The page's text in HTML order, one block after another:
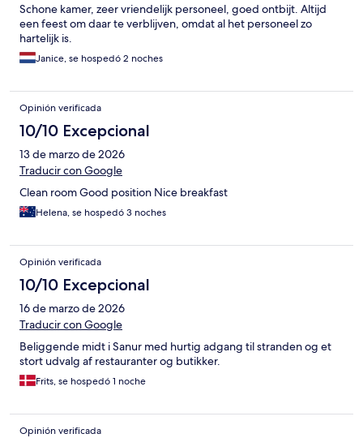
Schone kamer, zeer vriendelijk personeel, goed ontbijt. Altijd
een feest om daar te verblijven, omdat al het personeel zo
hartelijk is.
Janice, se hospedó 2 noches
Opinión verificada
10/10 Excepcional
13 de marzo de 2026
Traducir con Google
Clean room Good position Nice breakfast
Helena, se hospedó 3 noches
Opinión verificada
10/10 Excepcional
16 de marzo de 2026
Traducir con Google
Beliggende midt i Sanur med hurtig adgang til stranden og et
stort udvalg af restauranter og butikker.
Frits, se hospedó 1 noche
Opinión verificada